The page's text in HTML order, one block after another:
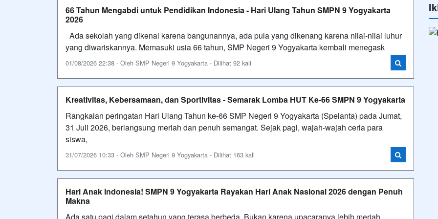
66 Tahun Mengabdi untuk Pendidikan Indonesia - Hari Ulang Tahun SMPN 9 Yogyakarta
2026
Ada sekolah yang dikenal karena bangunannya, ada pula yang dikenang karena nilai-nilai luhur
yang diwariskannya. Memasuki usia 66 tahun, SMP Negeri 9 Yogyakarta kembali menegask
01/08/2026 22:38 - Oleh SMP Negeri 9 Yogyakarta - Dilihat 92 kali
Kreativitas, Kebersamaan, dan Sportivitas - Semarak Lomba HUT Ke-66 SMPN 9 Yogyakarta
Rangkaian peringatan Hari Ulang Tahun ke-66 SMP Negeri 9 Yogyakarta (Spelanta) pada Jumat,
31 Juli 2026, berlangsung meriah dan penuh semangat. Sejak pagi, wajah-wajah ceria para
siswa,
31/07/2026 10:33 - Oleh SMP Negeri 9 Yogyakarta - Dilihat 163 kali
Hari Anak Indonesia! SMPN 9 Yogyakarta Rayakan Hari Anak Nasional 2026 dengan Penuh
Makna